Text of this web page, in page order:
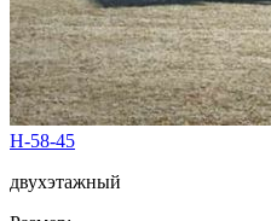
Н-58-45
двухэтажный